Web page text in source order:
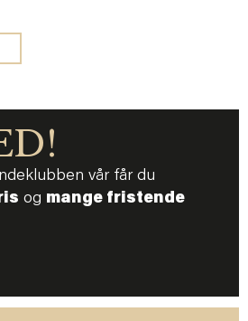
vår får du
og mange fristende